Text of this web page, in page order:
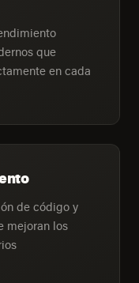
que
en cada
de código y
mejoran los